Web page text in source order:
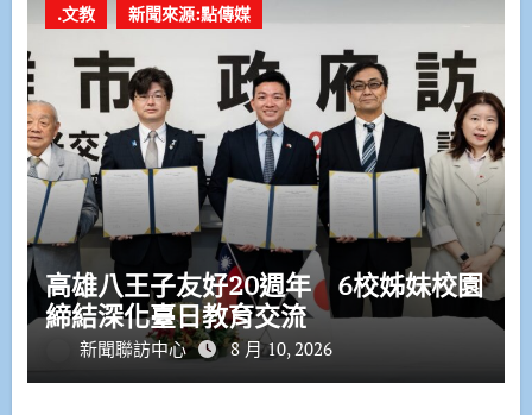
.文教 新聞來源:點傳媒
高雄八王子友好20週年 6校姊妹校園
締結深化臺日教育交流
新聞聯訪中心 8 月 10, 2026